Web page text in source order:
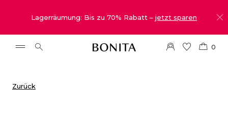
Lagerräumung: Bis zu 70% Rabatt – jetzt sparen
0
Zurück